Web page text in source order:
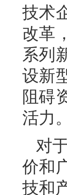
技术
改革
系列
设新
阻碍
活力。
对
价和
技和